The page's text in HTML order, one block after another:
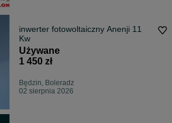
inwerter fotowoltaiczny Anenji 11
Kw
Używane
1 450 zł
Będzin, Boleradz
02 sierpnia 2026